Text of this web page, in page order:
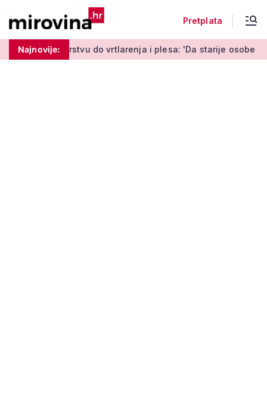
Pretplata
Najnovije:
do vrtlarenja i plesa: 'Da starije osobe ne ostavimo same'